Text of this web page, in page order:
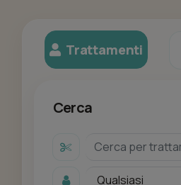
Trattamenti
Cerca